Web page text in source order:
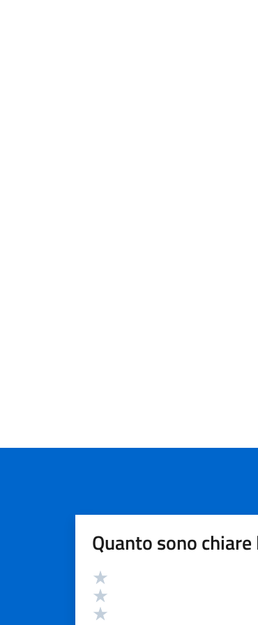
Quanto sono
Valutazione